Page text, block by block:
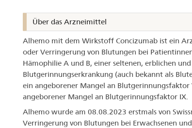
Über das Arzneimittel
Alhemo mit dem Wirkstoff Concizumab ist ein
oder Verringerung von Blutungen bei
Hämophilie A und B, einer seltenen, erblichen
Blutgerinnungserkrankung (auch bekannt als
ein angeborener Mangel an Blutgerinnungsfaktor
angeborener Mangel an Blutgerinnungsfaktor IX.
Alhemo wurde am 08.08.2023 erstmals von
Verringerung von Blutungen bei Erwachsenen